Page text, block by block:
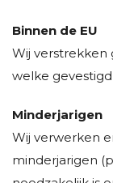
Binnen de EU
Wij verstrekken
welke
Minderjarigen
Wij verwerken
minderjarigen